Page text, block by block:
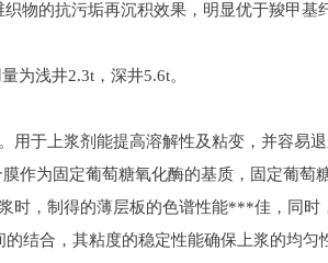
的抗污垢再沉积效果，明显优于羧甲基
浅井2.3t，深井5.6t。
上浆剂能提高溶解性及粘变，并容易
作为固定葡萄糖氧化酶的基质，固定葡
时，制得的薄层板的色谱性能***佳，同
结合，其粘度的稳定性能确保上浆的均